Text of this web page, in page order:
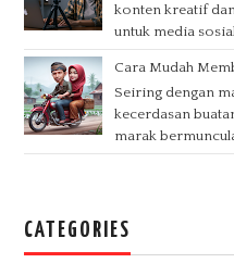
konten kreatif
untuk media
Cara Mudah
Seiring dengan
kecerdasan
marak
CATEGORIES